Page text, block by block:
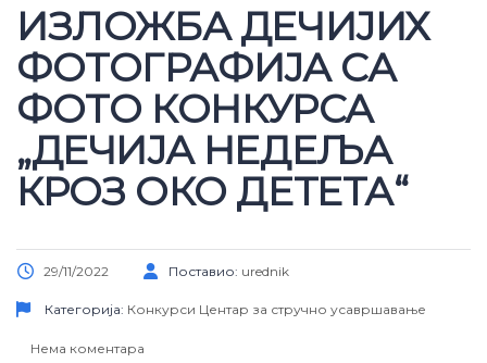
ИЗЛОЖБА ДЕЧИЈИХ
ФОТОГРАФИЈА СА
ФОТО КОНКУРСА
„ДЕЧИЈА НЕДЕЉА
КРОЗ ОКО ДЕТЕТА“
29/11/2022 Поставио: urednik
Категорија: Конкурси Центар за стручно усавршавање
Нема коментара